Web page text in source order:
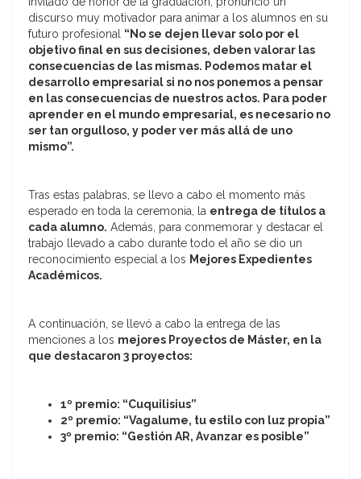
discurso muy motivador para animar a los alumnos en su
futuro profesional “No se dejen llevar solo por el
objetivo final en sus decisiones, deben valorar las
consecuencias de las mismas. Podemos matar el
desarrollo empresarial si no nos ponemos a pensar
en las consecuencias de nuestros actos. Para poder
aprender en el mundo empresarial, es necesario no
ser tan orgulloso, y poder ver más allá de uno
mismo”.
Tras estas palabras, se llevo a cabo el momento más
esperado en toda la ceremonia, la entrega de títulos a
cada alumno. Además, para conmemorar y destacar el
trabajo llevado a cabo durante todo el año se dio un
reconocimiento especial a los Mejores Expedientes
Académicos.
A continuación, se llevó a cabo la entrega de las
menciones a los mejores Proyectos de Máster, en la
que destacaron 3 proyectos:
1º premio: “Cuquilisius”
2º premio: “Vagalume, tu estilo con luz propia”
3º premio: “Gestión AR, Avanzar es posible”